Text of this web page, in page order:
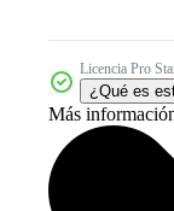
Licencia Pro
¿Qué es
Más